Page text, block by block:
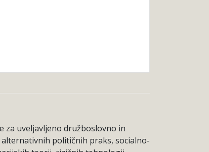
za uveljavljeno družboslovno in
političnih praks, socialno-